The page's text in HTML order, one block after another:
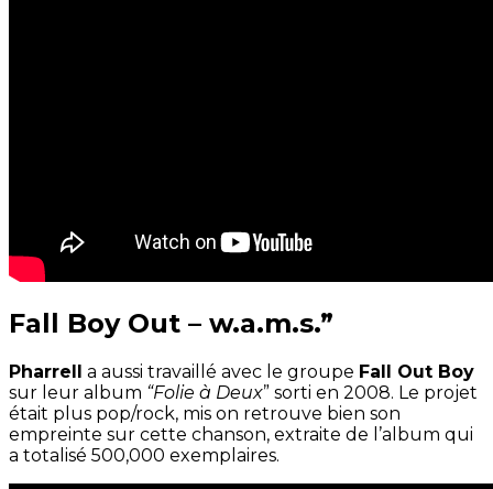
Fall Boy Out – w.a.m.s.”
Pharrell a aussi travaillé avec le groupe Fall Out Boy
sur leur album “Folie à Deux” sorti en 2008. Le projet
était plus pop/rock, mis on retrouve bien son
empreinte sur cette chanson, extraite de l’album qui
a totalisé 500,000 exemplaires.